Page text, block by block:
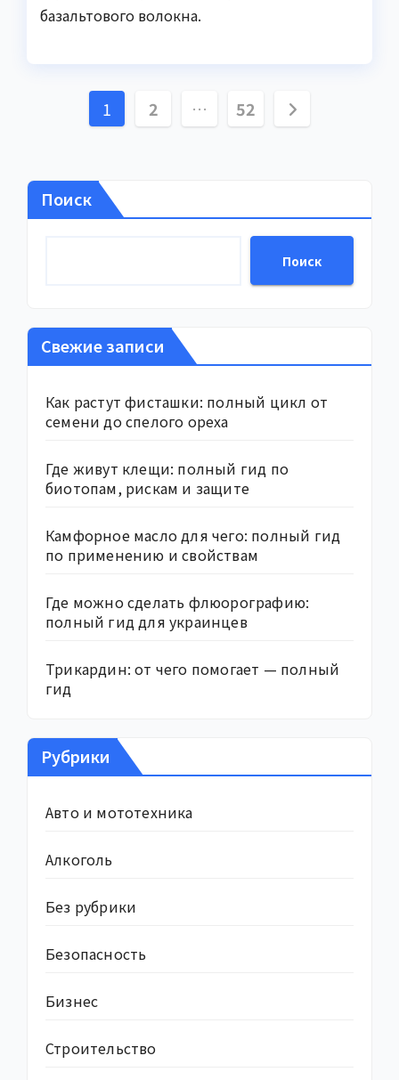
базальтового волокна.
Пагинация
1 2 … 52
Поиск
Поиск
Свежие записи
Как растут фисташки: полный цикл от
семени до спелого ореха
Где живут клещи: полный гид по
биотопам, рискам и защите
Камфорное масло для чего: полный гид
по применению и свойствам
Где можно сделать флюорографию:
полный гид для украинцев
Трикардин: от чего помогает — полный
гид
Рубрики
Авто и мототехника
Алкоголь
Без рубрики
Безопасность
Бизнес
Строительство